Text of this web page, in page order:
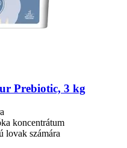
Prebiotic, 3 kg
koncentrátum
lovak számára